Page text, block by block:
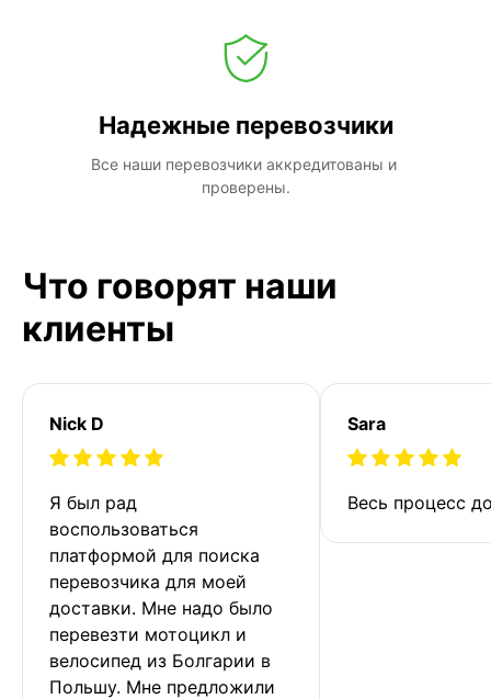
Надежные перевозчики
Все наши перевозчики аккредитованы и
проверены.
Что говорят наши
клиенты
Nick D
Я был рад
воспользоваться
платформой для поиска
перевозчика для моей
доставки. Мне надо было
перевезти мотоцикл и
велосипед из Болгарии в
Польшу. Мне предложили
Sara
Весь процесс